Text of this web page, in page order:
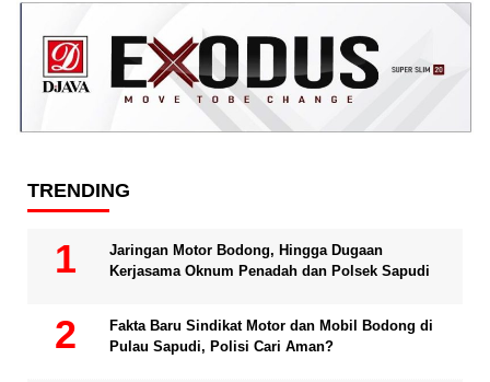
TRENDING
Jaringan Motor Bodong, Hingga Dugaan
Kerjasama Oknum Penadah dan Polsek Sapudi
Fakta Baru Sindikat Motor dan Mobil Bodong di
Pulau Sapudi, Polisi Cari Aman?